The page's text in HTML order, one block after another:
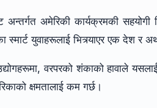
अन्तर्गत अमेरिकी कार्यक्रमकी
स्मार्ट युवाहरूलाई भित्र्याएर एक देश र
वरपरको शंकाको हावाले
क्षमतालाई कम गर्छ।